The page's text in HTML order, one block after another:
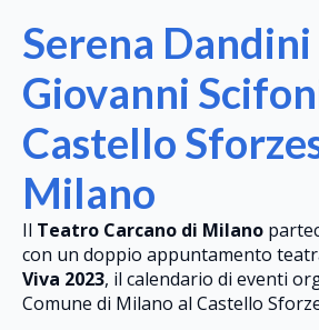
Serena Dandini
Giovanni
Castello
Milano
Il Teatro Carcano di Milano
con un doppio appuntamento
Viva 2023, il calendario di eventi
Comune di Milano al Castello